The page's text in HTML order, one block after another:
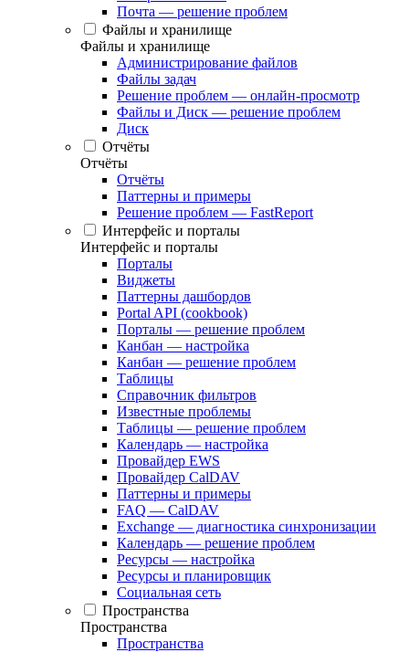
Почта — решение проблем
Файлы и хранилище
Файлы и хранилище
Администрирование файлов
Файлы задач
Решение проблем — онлайн-просмотр
Файлы и Диск — решение проблем
Диск
Отчёты
Отчёты
Отчёты
Паттерны и примеры
Решение проблем — FastReport
Интерфейс и порталы
Интерфейс и порталы
Порталы
Виджеты
Паттерны дашбордов
Portal API (cookbook)
Порталы — решение проблем
Канбан — настройка
Канбан — решение проблем
Таблицы
Справочник фильтров
Известные проблемы
Таблицы — решение проблем
Календарь — настройка
Провайдер EWS
Провайдер CalDAV
Паттерны и примеры
FAQ — CalDAV
Exchange — диагностика синхронизации
Календарь — решение проблем
Ресурсы — настройка
Ресурсы и планировщик
Социальная сеть
Пространства
Пространства
Пространства